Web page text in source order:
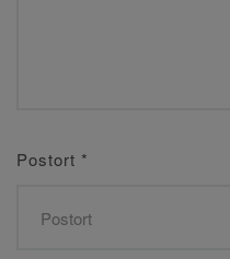
Postort *